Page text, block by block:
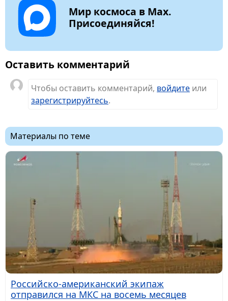
Мир космоса в Max.
Присоединяйся!
Оставить комментарий
Чтобы оставить комментарий, войдите или
зарегистрируйтесь.
Материалы по теме
Российско-американский экипаж
отправился на МКС на восемь месяцев